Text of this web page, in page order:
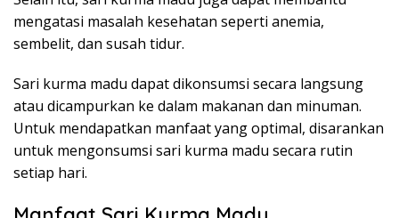
mengatasi masalah kesehatan seperti anemia,
sembelit, dan susah tidur.
Sari kurma madu dapat dikonsumsi secara langsung
atau dicampurkan ke dalam makanan dan minuman.
Untuk mendapatkan manfaat yang optimal, disarankan
untuk mengonsumsi sari kurma madu secara rutin
setiap hari.